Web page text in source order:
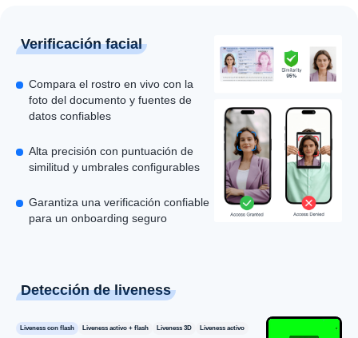
Verificación facial
Compara el rostro en vivo con la
foto del documento y fuentes de
datos confiables
Alta precisión con puntuación de
similitud y umbrales configurables
Garantiza una verificación confiable
para un onboarding seguro
Detección de liveness
Liveness con flash Liveness activo + flash Liveness 3D Liveness activo